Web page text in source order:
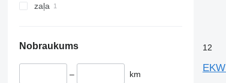
zaļa
Nobraukums
– km
12